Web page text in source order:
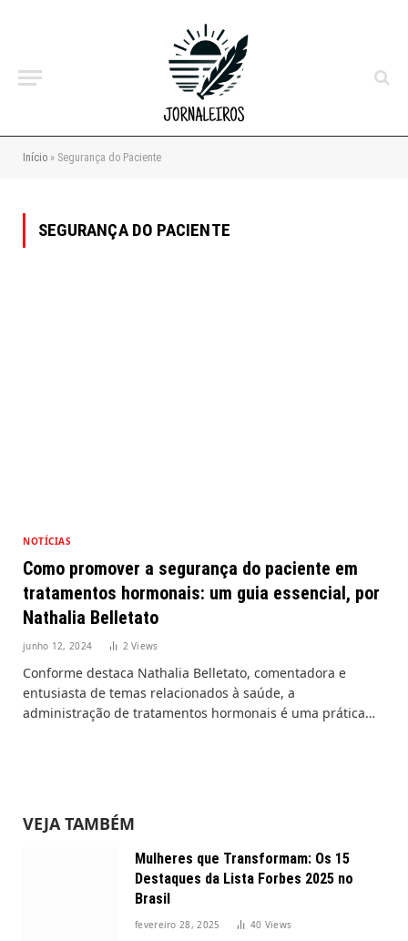
Início » Segurança do Paciente
SEGURANÇA DO PACIENTE
NOTÍCIAS
Como promover a segurança do paciente em
tratamentos hormonais: um guia essencial, por
Nathalia Belletato
junho 12, 2024 2Views
Conforme destaca Nathalia Belletato, comentadora e
entusiasta de temas relacionados à saúde, a
administração de tratamentos hormonais é uma prática…
VEJA TAMBÉM
Mulheres que Transformam: Os 15
Destaques da Lista Forbes 2025 no
Brasil
fevereiro 28, 2025 40 Views